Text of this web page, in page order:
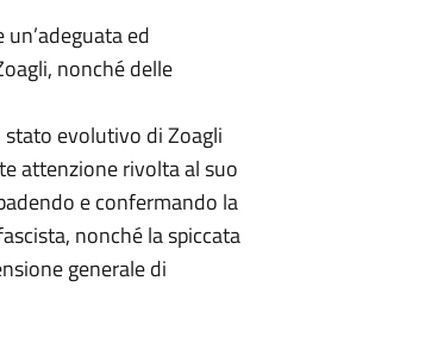
ed
nonché delle
evolutivo di Zoagli
attenzione rivolta al suo
e confermando la
nonché la spiccata
generale di